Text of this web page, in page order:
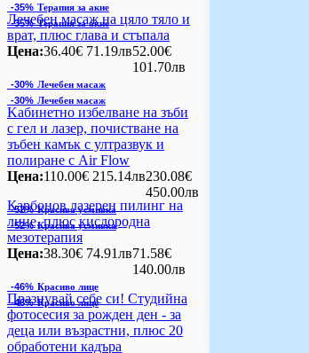
-35% Терапия за акне
-35% Терапия за акне
Лечебен масаж на цяло тяло и
врат, плюс глава и стъпала
Цена:36.40€ 71.19лв52.00€
101.70лв
-30% Лечебен масаж
-30% Лечебен масаж
Kабинетно избелване на зъби
с гел и лазер, почистване на
зъбен камък с ултразвук и
полиране с Air Flow
Цена:110.00€ 215.14лв230.08€
450.00лв
-52% Красива усмивка
-52% Красива усмивка
Карбонов лазерен пилинг на
лице, плюс кислородна
мезотерапия
Цена:38.30€ 74.91лв71.58€
140.00лв
-46% Красиво лице
-46% Красиво лице
Празнувай себе си! Студийна
фотосесия за рожден ден - за
деца или възрастни, плюс 20
обработени кадъра